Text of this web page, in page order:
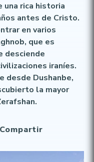
rica historia
antes de Cristo.
en varios
que es
desciende
iraníes.
desde Dushanbe,
la mayor
Compartir